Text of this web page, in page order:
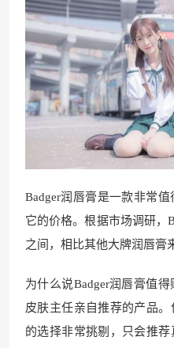
Badger润唇膏是一款非常
它的价格。根据市场调研，
之间，相比其他大牌润唇膏
为什么说Badger润唇膏值
皮肤主任亲自推荐的产品
的选择非常挑剔，只会推荐